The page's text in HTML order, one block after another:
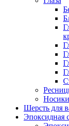
Носики
Шерсть для
Эпоксидная